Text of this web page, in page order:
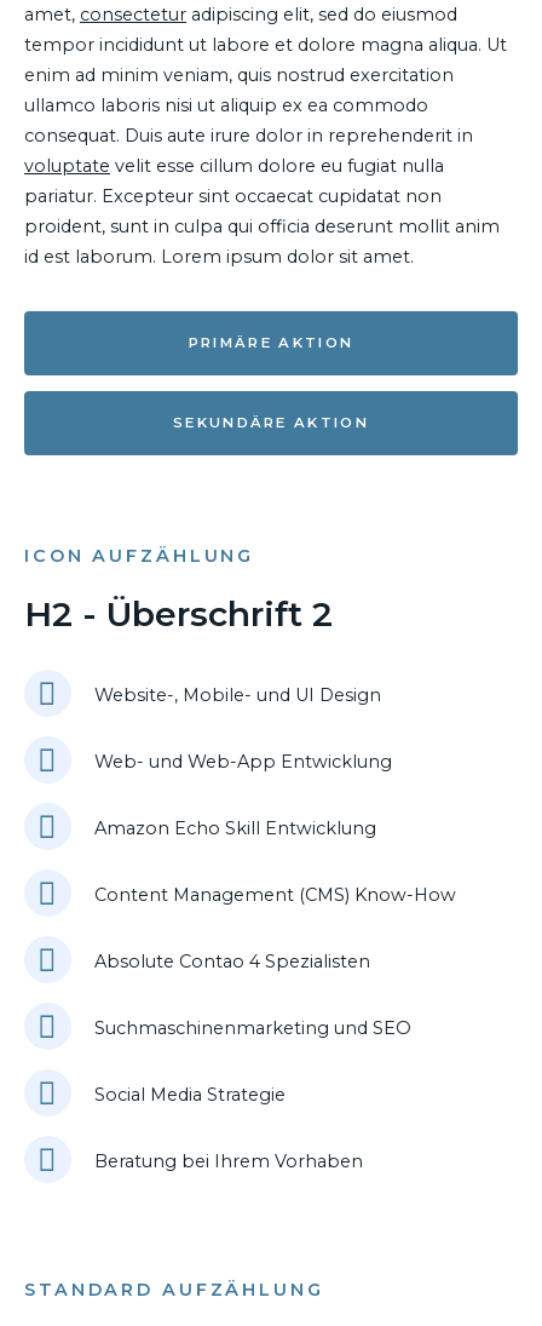
amet, consectetur adipiscing elit, sed do eiusmod
tempor incididunt ut labore et dolore magna aliqua. Ut
enim ad minim veniam, quis nostrud exercitation
ullamco laboris nisi ut aliquip ex ea commodo
consequat. Duis aute irure dolor in reprehenderit in
voluptate velit esse cillum dolore eu fugiat nulla
pariatur. Excepteur sint occaecat cupidatat non
proident, sunt in culpa qui officia deserunt mollit anim
id est laborum. Lorem ipsum dolor sit amet.
PRIMÄRE AKTION
SEKUNDÄRE AKTION
ICON AUFZÄHLUNG
H2 - Überschrift 2
Website-, Mobile- und UI Design
Web- und Web-App Entwicklung
Amazon Echo Skill Entwicklung
Content Management (CMS) Know-How
Absolute Contao 4 Spezialisten
Suchmaschinenmarketing und SEO
Social Media Strategie
Beratung bei Ihrem Vorhaben
STANDARD AUFZÄHLUNG